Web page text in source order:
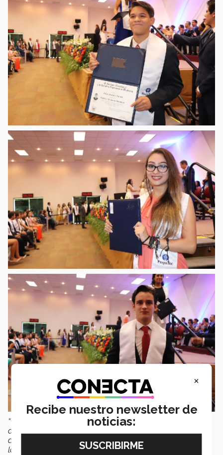
“También me platicaban que los proyectos van más allá
de un desarrollo tecnológico y buscan tener una
aplicación real en su entorno, por ejemplo para ayudar a
las tortugas”
, expresó Cristina Martínez.
×
Recibe nuestro newsletter de
noticias: